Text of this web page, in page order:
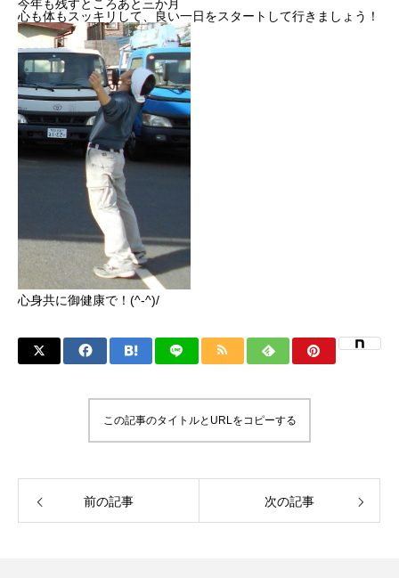
CONTACT
COMPANY BLOG BUSINESS
今年も残すところあと三か月
心も体もスッキリして、良い一日をスタートして行きましょう！
心身共に御健康で！(^-^)/
この記事のタイトルとURLをコピーする
前の記事 次の記事